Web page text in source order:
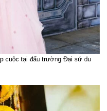
cuộc tại đấu trường Đại sứ du